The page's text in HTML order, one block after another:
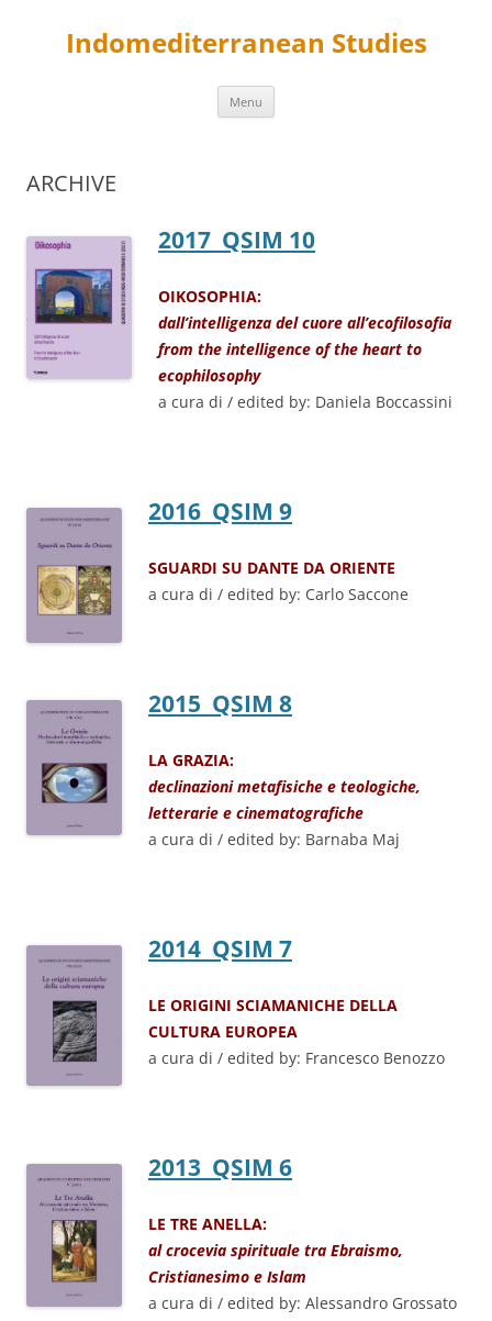
contentIndomediterranean Studies
Menu
ARCHIVE
2017 QSIM 10
OIKOSOPHIA:
dall’intelligenza del cuore all’ecofilosofia
from the intelligence of the heart to
ecophilosophy
a cura di / edited by: Daniela Boccassini
2016 QSIM 9
SGUARDI SU DANTE DA ORIENTE
a cura di / edited by: Carlo Saccone
2015 QSIM 8
LA GRAZIA:
declinazioni metafisiche e teologiche,
letterarie e cinematografiche
a cura di / edited by: Barnaba Maj
2014 QSIM 7
LE ORIGINI SCIAMANICHE DELLA
CULTURA EUROPEA
a cura di / edited by: Francesco Benozzo
2013 QSIM 6
LE TRE ANELLA:
al crocevia spirituale tra Ebraismo,
Cristianesimo e Islam
a cura di / edited by: Alessandro Grossato